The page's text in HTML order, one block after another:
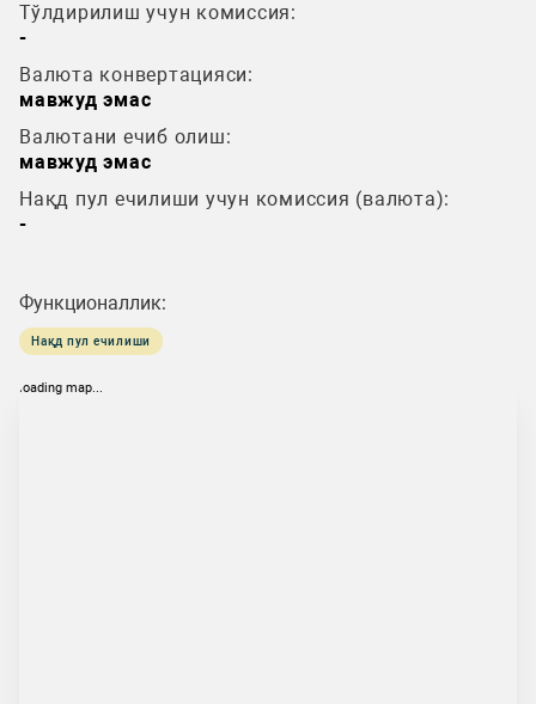
Тўлдирилиш учун комиссия:
-
Валюта конвертацияси:
мавжуд эмас
Валютани ечиб олиш:
мавжуд эмас
Нақд пул ечилиши учун комиссия (валюта):
-
Функционаллик:
Нақд пул ечилиши
loading map...